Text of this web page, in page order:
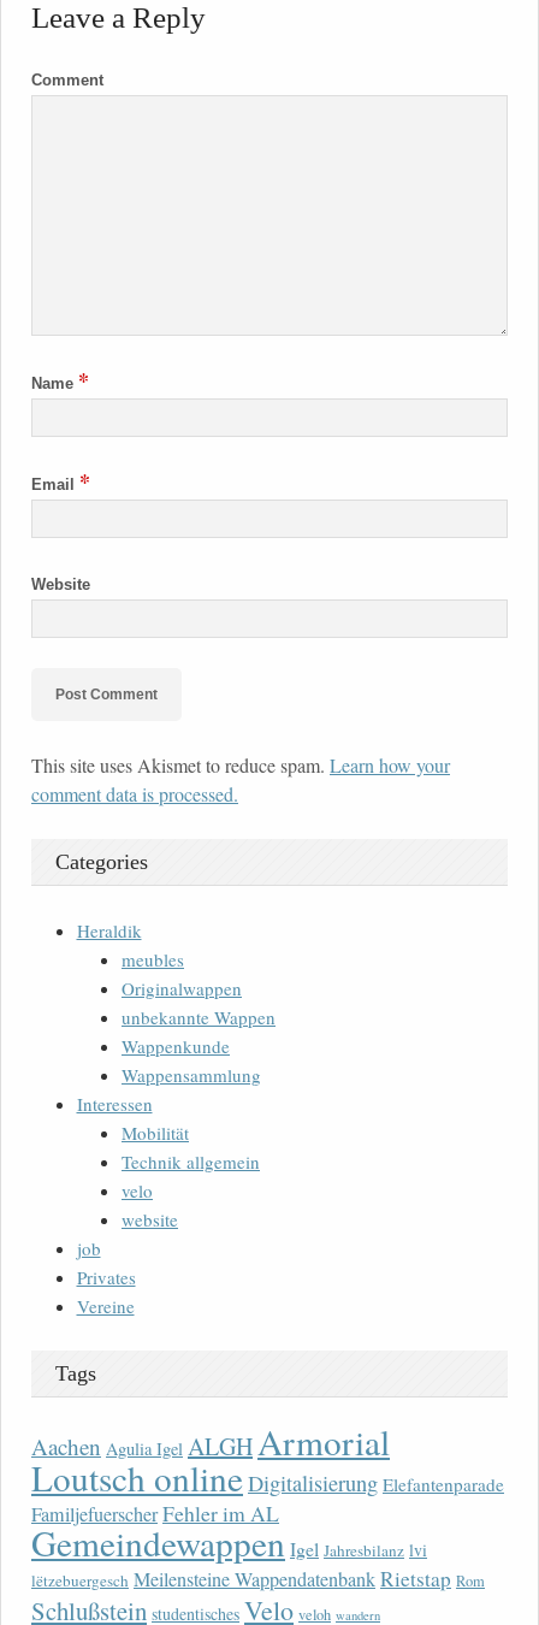
Leave a Reply
Comment
Name *
Email *
Website
This site uses Akismet to reduce spam. Learn how your
comment data is processed.
Categories
Heraldik
meubles
Originalwappen
unbekannte Wappen
Wappenkunde
Wappensammlung
Interessen
Mobilität
Technik allgemein
velo
website
job
Privates
Vereine
Tags
Aachen Agulia Igel ALGHArmorial
Loutsch onlineDigitalisierung Elefantenparade
FamiljefuerscherFehler im AL
Gemeindewappen Igel Jahresbilanz lvi
lëtzebuergesch Meilensteine WappendatenbankRietstap Rom
Schlußstein studentisches Velo veloh wandern